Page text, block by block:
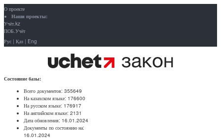
О проекте
Наши проекты:
Учёт.kz
ПОБ.Учёт
Рус | Қаз | Eng
Состояние базы:
Всего документов: 355649
На казахском языке: 176600
На русском языке: 176917
На английском языке: 2131
Дата обновления: 16.01.2024
Документы по состоянию на:
16.01.2024